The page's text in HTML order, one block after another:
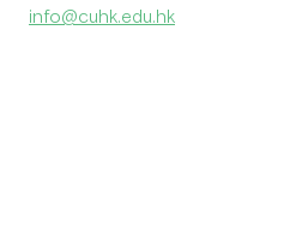
info@cuhk.edu.hk